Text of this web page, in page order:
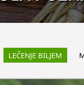
LEČENJE BILJEM